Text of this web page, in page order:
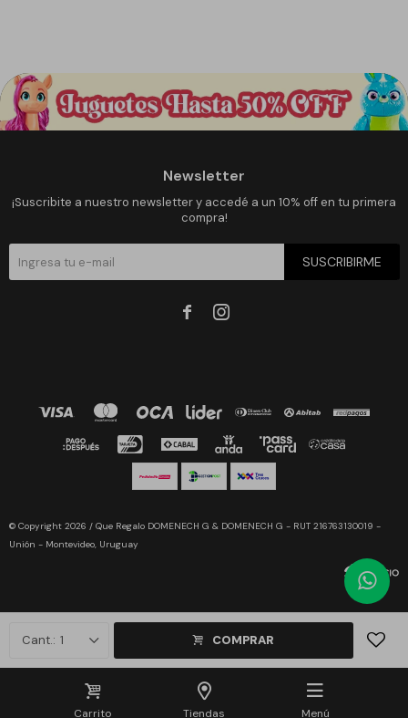
Carrito Tiendas Menú
1 COMPRAR
Newsletter
¡Suscribite a nuestro newsletter y accedé a un 10% off en tu primera
compra!
SUSCRIBIRME
 
© Copyright 2026 / Que Regalo DOMENECH G & DOMENECH G - RUT 216763130019 -
Unión - Montevideo, Uruguay